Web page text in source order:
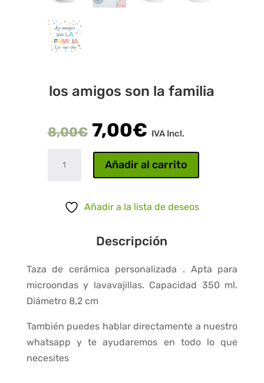
los amigos son la familia
8,00€ 7,00€ IVA Incl.
Añadir al carrito
Añadir a la lista de deseos
Descripción
Taza de cerámica personalizada . Apta para
microondas y lavavajillas. Capacidad 350 ml.
Diámetro 8,2 cm
También puedes hablar directamente a nuestro
whatsapp y te ayudaremos en todo lo que
necesites